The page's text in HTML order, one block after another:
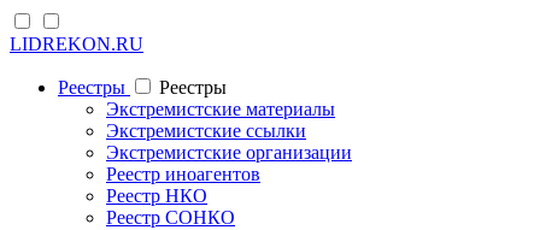
LIDREKON.RU
Реестры
Реестры
Экстремистские материалы
Экстремистские ссылки
Экстремистские организации
Реестр иноагентов
Реестр НКО
Реестр СОНКО